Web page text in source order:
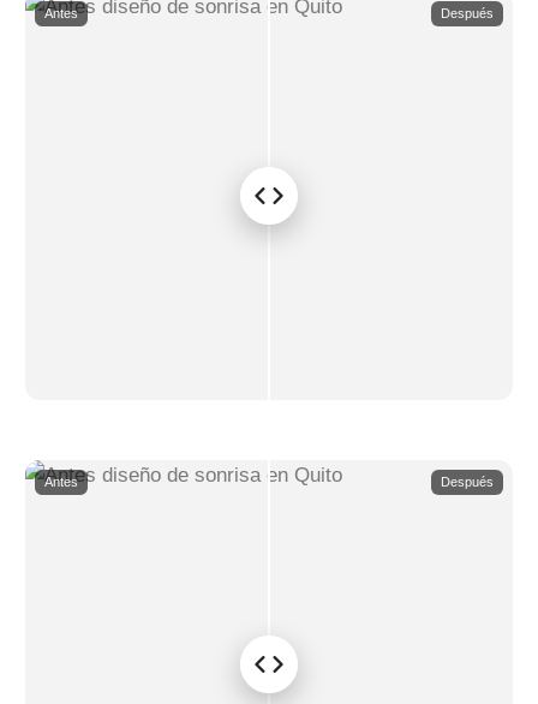
Antes Después
Antes Después